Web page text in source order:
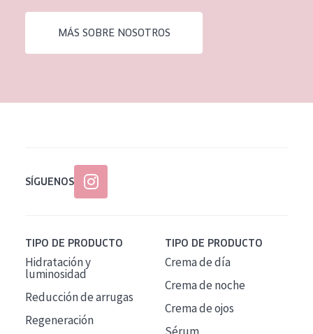
Piel expuesta al sol
Piel menopáusica
Todas las edades
MÁS SOBRE NOSOTROS
SÍGUENOS
TIPO DE PRODUCTO
Hidratación y
luminosidad
Reducción de arrugas
Regeneración
TIPO DE PRODUCTO
Crema de día
Crema de noche
Crema de ojos